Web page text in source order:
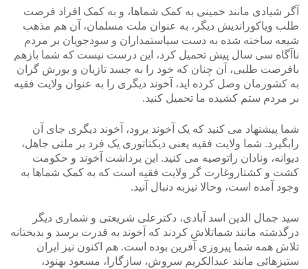
آگر شیادی مانند خمینی به کمک شماها، و به کمک افراد فرصت
طلب ویاکوراندیش دیگر، به عنوان ملت مسلمان، آن هم مذهب
شیعه ساخته شده به دست سیاستمداران و سودجویان بر مردم
ناآگاه سی سال پیش تحمیل کرد، این درست نیست که شما بازهم
بافرصت طلبی، آن چنان که خود را به جسد تازیان و یورش گران
به کشورمان وصل کرده اید، آخوند دیگری را به عنوان ولایت فقیه
بر مردم ستم کشیده ما تحمیل کنید.
شما پیشنهاد می کنید که یک آخوند برود، آخوند دیگری جای آن
رابگیرد. شما ولایت فقیه یعنی دیکتاتوری یک فرد بر ملتی جاهل،
دیوانه، ونادان راتوصیه می کنید. این برداشت آخوند و حکومت
کشت و کشتاروغارت گر ولایت فقیه است که به کمک شماها به
وجود آمده است، وحالا نیزبه دنبال آنید.
سید جمال الدین اسد آبادی، دکترعلی شریعتی و شماری دیگر
درگذشته مانند شماتلاش کردند که آخوند به قدرت برسد و بدبختانه
تلاش همه شما پیروزی آفرین بوده است. هم اکنون نیز ایران
ستیزهائی مانند عبدالکریم سروش، سازگارا، مسعود بهنود،